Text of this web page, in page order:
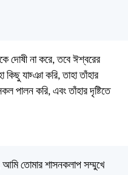
দোষী না করে, তবে ঈশ্বরের
যাচ্ঞা করি, তাহা তাঁহার
পালন করি, এবং তাঁহার দৃষ্টিতে
আমি তোমার শাসনকলাপ সম্মুখে